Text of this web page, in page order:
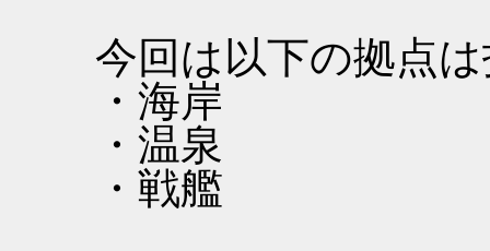
今回は以下の拠点
・海岸
・温泉
・戦艦